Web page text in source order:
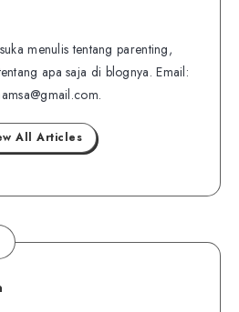
menulis tentang parenting,
apa saja di blognya. Email:
All Articles